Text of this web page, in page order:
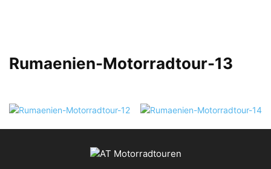
Rumaenien-Motorradtour-13